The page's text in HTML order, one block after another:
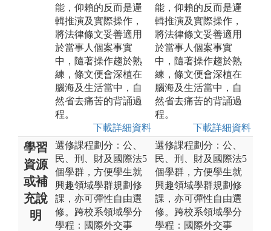
能，仰賴的反而是邏
輯推演及實際操作，
將法律條文妥善適用
於當事人個案事實
中，隨著操作趨於熟
練，條文便會深植在
腦海及生活當中，自
然省去痛苦的背誦過
程。
下載詳細資料
能，仰賴的反而是邏
輯推演及實際操作，
將法律條文妥善適用
於當事人個案事實
中，隨著操作趨於熟
練，條文便會深植在
腦海及生活當中，自
然省去痛苦的背誦過
程。
下載詳細資料
學習
資源
或補
充說
明
選修課程劃分：公、
民、刑、財及國際法5
個學群，方便學生就
興趣領域學群規劃修
課，亦可彈性自由選
修。跨校系領域學分
學程：國際外交事
選修課程劃分：公、
民、刑、財及國際法5
個學群，方便學生就
興趣領域學群規劃修
課，亦可彈性自由選
修。跨校系領域學分
學程：國際外交事